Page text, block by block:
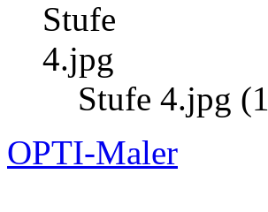
Stufe 4.jpg
OPTI-Maler